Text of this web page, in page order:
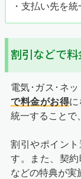
・支払い先を
割引などで
電気･ガス･ネ
で料金がお得に
統一することで
割引やポイン
す。また、契
などの特典が実